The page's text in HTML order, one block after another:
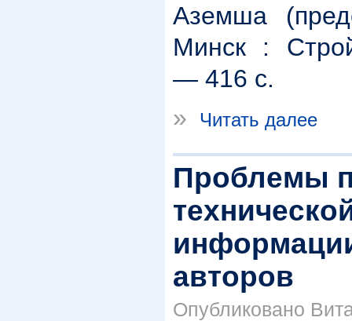
Аземша
Минск :
― 416 с.
»
Читать далее
Проблемы
авторов
Опубликовано